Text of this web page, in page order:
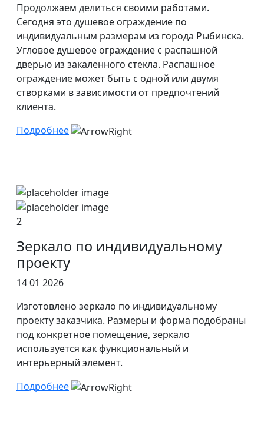
Продолжаем делиться своими работами.
Сегодня это душевое ограждение по
индивидуальным размерам из города Рыбинска.
Угловое душевое ограждение с распашной
дверью из закаленного стекла. Распашное
ограждение может быть с одной или двумя
створками в зависимости от предпочтений
клиента.
Подробнее
2
Зеркало по индивидуальному
проекту
14 01 2026
Изготовлено зеркало по индивидуальному
проекту заказчика. Размеры и форма подобраны
под конкретное помещение, зеркало
используется как функциональный и
интерьерный элемент.
Подробнее